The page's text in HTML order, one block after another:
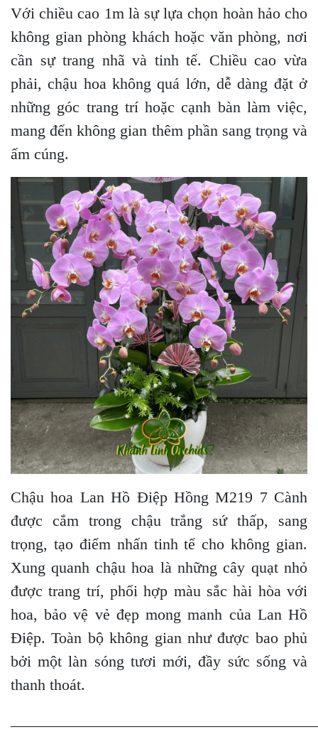
Với chiều cao 1m là sự lựa chọn hoàn hảo cho
không gian phòng khách hoặc văn phòng, nơi
cần sự trang nhã và tinh tế. Chiều cao vừa
phải, chậu hoa không quá lớn, dễ dàng đặt ở
những góc trang trí hoặc cạnh bàn làm việc,
mang đến không gian thêm phần sang trọng và
ấm cúng.
Chậu hoa Lan Hồ Điệp Hồng M219 7 Cành
được cắm trong chậu trắng sứ thấp, sang
trọng, tạo điểm nhấn tinh tế cho không gian.
Xung quanh chậu hoa là những cây quạt nhỏ
được trang trí, phối hợp màu sắc hài hòa với
hoa, bảo vệ vẻ đẹp mong manh của Lan Hồ
Điệp. Toàn bộ không gian như được bao phủ
bởi một làn sóng tươi mới, đầy sức sống và
thanh thoát.